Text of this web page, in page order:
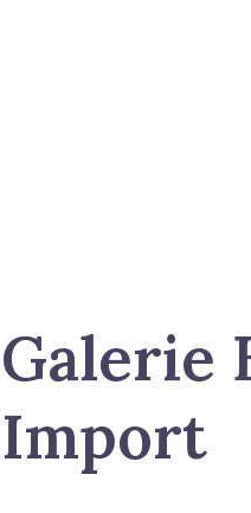
Galerie
Import